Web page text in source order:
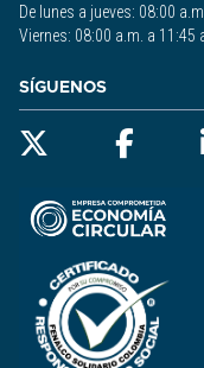
De lunes a jueves: 08:00
Viernes: 08:00 a.m. a 11:45
SÍGUENOS